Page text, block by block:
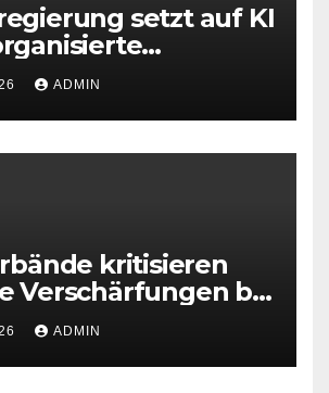
setzt auf KI
ADMIN
kritisieren
Verschärfungen bei
ADMIN